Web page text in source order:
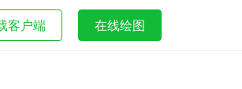
客户端 在线绘图